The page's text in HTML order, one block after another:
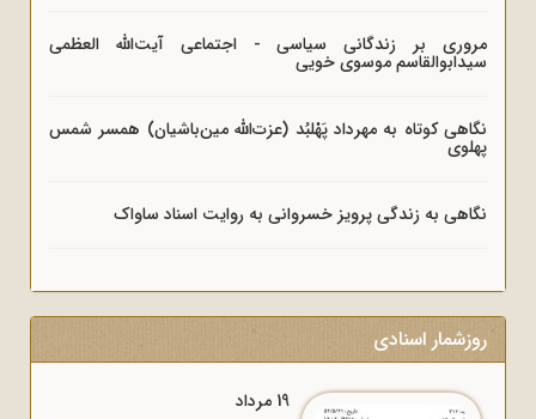
مروری بر زندگانی سیاسی - اجتماعی آیت‌الله العظمی
سیدابوالقاسم موسوی خویی
نگاهی کوتاه به مهرداد پَهْلبُد (عزت‌الله مین‌باشیان) همسر شمس
پهلوی
نگاهی به زندگی پرویز خسروانی به روایت اسناد ساواک
روزشمار اسنادی
19 مرداد